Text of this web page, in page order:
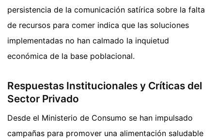
persistencia de la comunicación satírica sobre la falta
de recursos para comer indica que las soluciones
implementadas no han calmado la inquietud
económica de la base poblacional.
Respuestas Institucionales y Críticas del
Sector Privado
Desde el Ministerio de Consumo se han impulsado
campañas para promover una alimentación saludable